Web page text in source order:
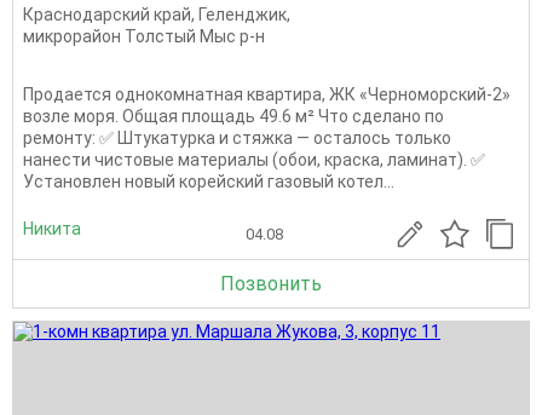
Краснодарский край, Геленджик,
микрорайон Толстый Мыс р-н
Продается однокомнатная квартира, ЖК «Черноморский-2»
возле моря. Общая площадь 49.6 м² Что сделано по
ремонту: ✅ Штукатурка и стяжка — осталось только
нанести чистовые материалы (обои, краска, ламинат). ✅
Установлен новый корейский газовый котел...
Никита 04.08
Позвонить